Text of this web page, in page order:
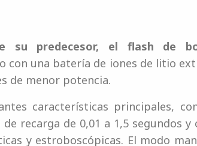
su predecesor, el flash de
con una batería de iones de litio
de menor potencia.
características principales,
recarga de 0,01 a 1,5 segundos
y estroboscópicas. El modo